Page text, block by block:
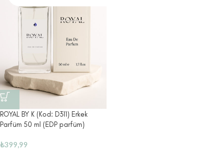
ROYAL BY K (Kod: D311) Erkek
Parfüm 50 ml (EDP parfüm)
₺399,99